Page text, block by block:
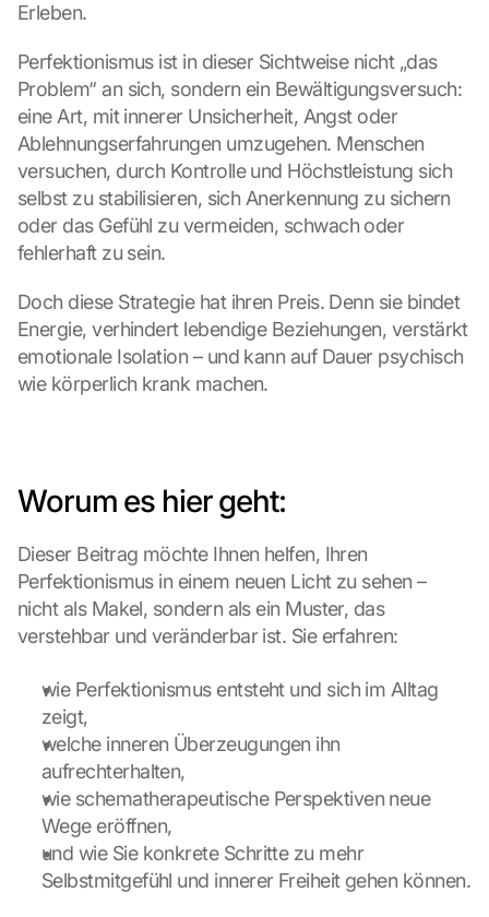
Erleben.
Perfektionismus ist in dieser Sichtweise nicht „das
Problem“ an sich, sondern ein Bewältigungsversuch:
eine Art, mit innerer Unsicherheit, Angst oder
Ablehnungserfahrungen umzugehen. Menschen
versuchen, durch Kontrolle und Höchstleistung sich
selbst zu stabilisieren, sich Anerkennung zu sichern
oder das Gefühl zu vermeiden, schwach oder
fehlerhaft zu sein.
Doch diese Strategie hat ihren Preis. Denn sie bindet
Energie, verhindert lebendige Beziehungen, verstärkt
emotionale Isolation – und kann auf Dauer psychisch
wie körperlich krank machen.
Worum es hier geht:
Dieser Beitrag möchte Ihnen helfen, Ihren
Perfektionismus in einem neuen Licht zu sehen –
nicht als Makel, sondern als ein Muster, das
verstehbar und veränderbar ist. Sie erfahren:
wie Perfektionismus entsteht und sich im Alltag
zeigt,
welche inneren Überzeugungen ihn
aufrechterhalten,
wie schematherapeutische Perspektiven neue
Wege eröffnen,
und wie Sie konkrete Schritte zu mehr
Selbstmitgefühl und innerer Freiheit gehen können.